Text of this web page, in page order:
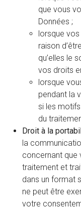
que vous
Données ;
lorsque vos
raison
qu’elles le
vos droits
lorsque
pendant la
si les
du
Droit à la
la
concernant que
traitement et
dans un format
ne peut être
votre